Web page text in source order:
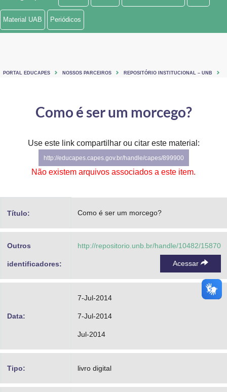
Ministério de Minas e Energia
Ministério da Mulher, da Família e dos Direitos Humanos
Secretaria-Geral
Gabinete de Segurança Institucional
Planalto
Material UAB Periódicos
PORTAL EDUCAPES NOSSOS PARCEIROS REPOSITÓRIO INSTITUCIONAL – UNB
Como é ser um morcego?
Use este link compartilhar ou citar este material:
http://educapes.capes.gov.br/handle/capes/899900
Não existem arquivos associados a este item.
Título: Como é ser um morcego?
Outros
identificadores:
http://repositorio.unb.br/handle/10482/15870
Acessar
Data:
7-Jul-2014
7-Jul-2014
Jul-2014
Tipo: livro digital